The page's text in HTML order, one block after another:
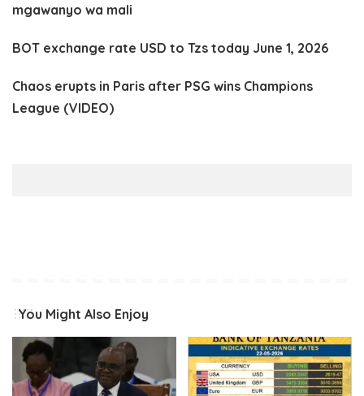
mgawanyo wa mali
BOT exchange rate USD to Tzs today June 1, 2026
Chaos erupts in Paris after PSG wins Champions
League (VIDEO)
You Might Also Enjoy